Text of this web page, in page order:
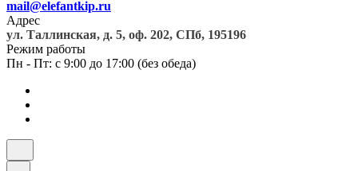
mail@elefantkip.ru
Адрес
ул. Таллинская, д. 5, оф. 202, СПб, 195196
Режим работы
Пн - Пт: с 9:00 до 17:00 (без обеда)